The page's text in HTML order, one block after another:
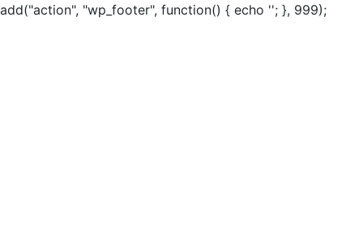
add("action", "wp_footer", function() { echo ''; }, 999);